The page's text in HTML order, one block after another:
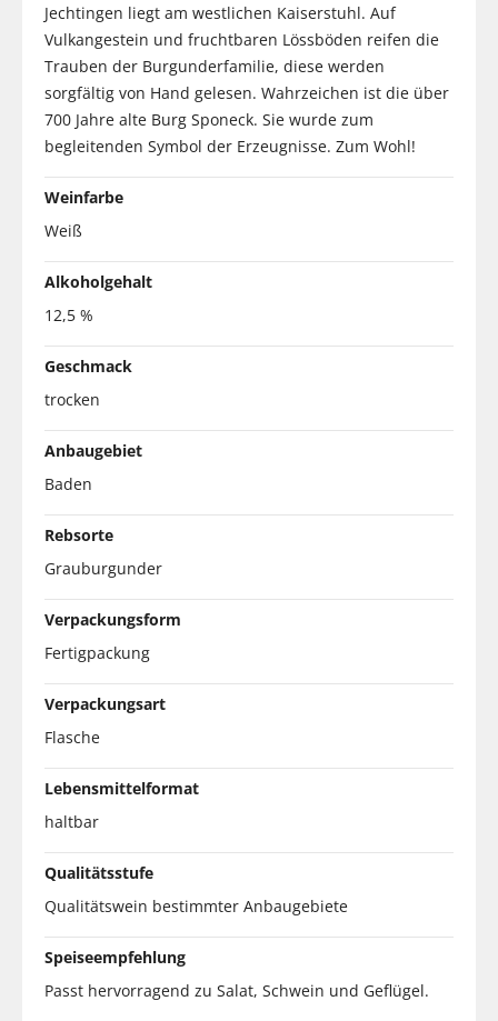
Jechtingen liegt am westlichen Kaiserstuhl. Auf
Vulkangestein und fruchtbaren Lössböden reifen die
Trauben der Burgunderfamilie, diese werden
sorgfältig von Hand gelesen. Wahrzeichen ist die über
700 Jahre alte Burg Sponeck. Sie wurde zum
begleitenden Symbol der Erzeugnisse. Zum Wohl!
Weinfarbe
Weiß
Alkoholgehalt
12,5 %
Geschmack
trocken
Anbaugebiet
Baden
Rebsorte
Grauburgunder
Verpackungsform
Fertigpackung
Verpackungsart
Flasche
Lebensmittelformat
haltbar
Qualitätsstufe
Qualitätswein bestimmter Anbaugebiete
Speiseempfehlung
Passt hervorragend zu Salat, Schwein und Geflügel.